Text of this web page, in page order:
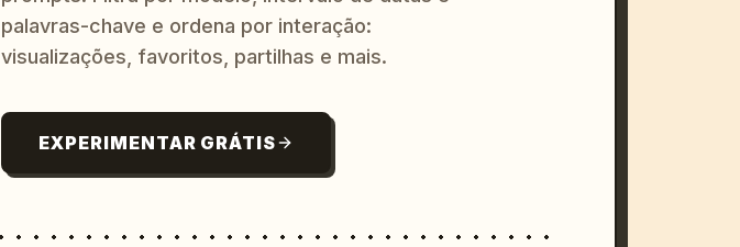
palavras-chave e ordena por interação:
visualizações, favoritos, partilhas e mais.
EXPERIMENTAR GRÁTIS